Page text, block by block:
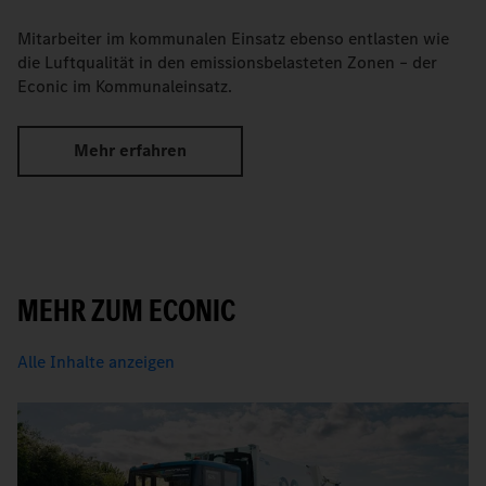
Mitarbeiter im kommunalen Einsatz ebenso entlasten wie
die Luftqualität in den emissionsbelasteten Zonen – der
Econic im Kommunaleinsatz.
Mehr erfahren
MEHR ZUM ECONIC
Alle Inhalte anzeigen